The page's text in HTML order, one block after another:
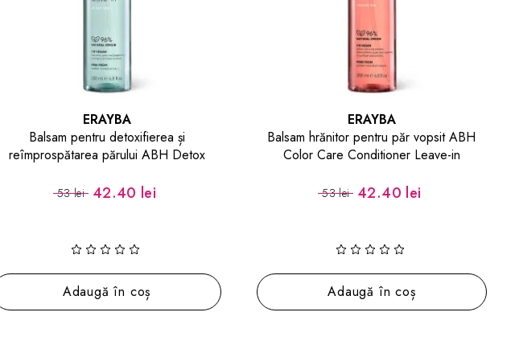
ERAYBA
Balsam pentru detoxifierea și
reîmprospătarea părului ABH Detox
53 lei 42.40 lei
Adaugă în coș
ERAYBA
Balsam hrănitor pentru păr vopsit ABH
Color Care Conditioner Leave-in
53 lei 42.40 lei
Adaugă în coș